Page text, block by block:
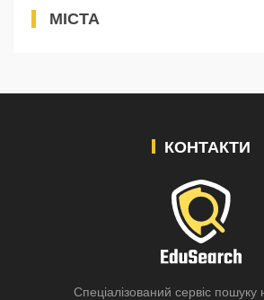
МІСТА
КОНТАКТИ
Спеціалізований сервіс пошуку